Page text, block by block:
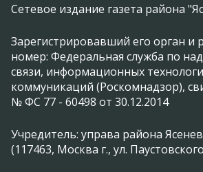
Сетевое издание газета района
Зарегистрировавший его орган и
номер: Федеральная служба по
связи, информационных
коммуникаций (Роскомнадзор),
№ ФС 77 - 60498 от 30.12.2014
Учредитель: управа района
(117463, Москва г., ул.